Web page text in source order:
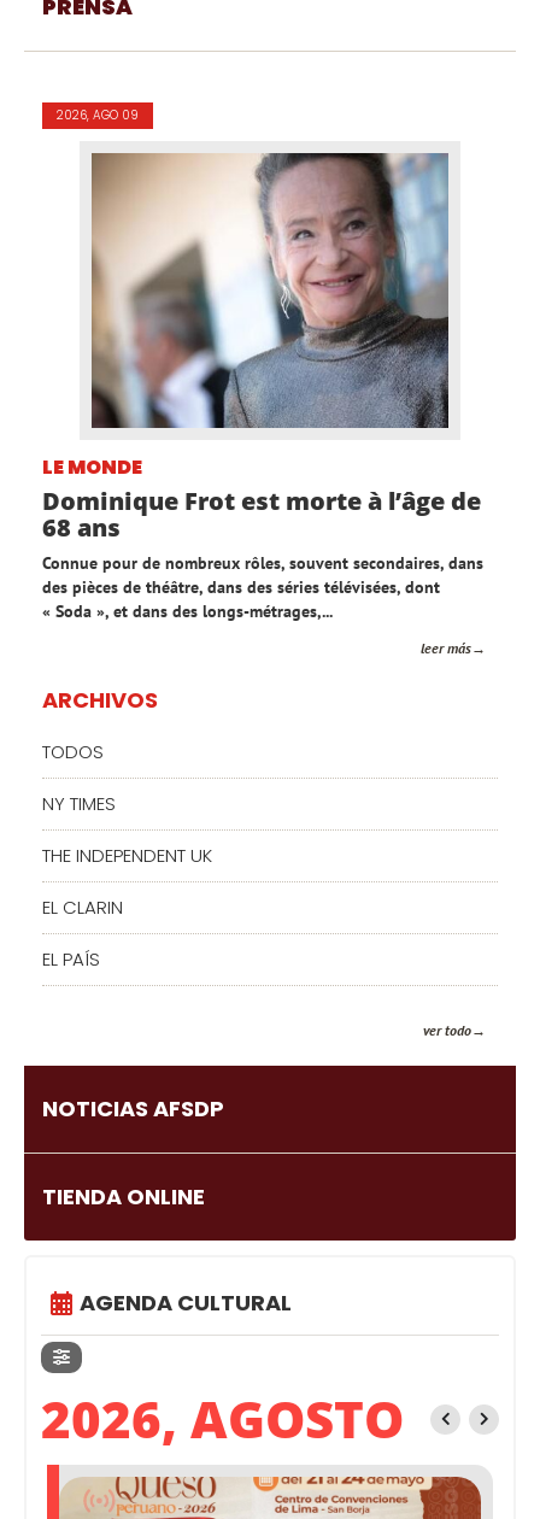
PRENSA
2026, AGO 09
LE MONDE
Dominique Frot est morte à l’âge de
68 ans
Connue pour de nombreux rôles, souvent secondaires, dans
des pièces de théâtre, dans des séries télévisées, dont
« Soda », et dans des longs-métrages,...
leer más
ARCHIVOS
TODOS
NY TIMES
THE INDEPENDENT UK
EL CLARIN
EL PAÍS
ver todo
NOTICIAS AFSDP
TIENDA ONLINE
AGENDA CULTURAL
2026, AGOSTO